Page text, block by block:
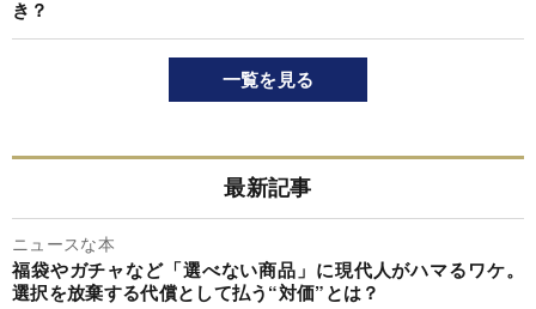
き？
一覧を見る
最新記事
ニュースな本
福袋やガチャなど「選べない商品」に現代人がハマるワケ。
選択を放棄する代償として払う“対価”とは？